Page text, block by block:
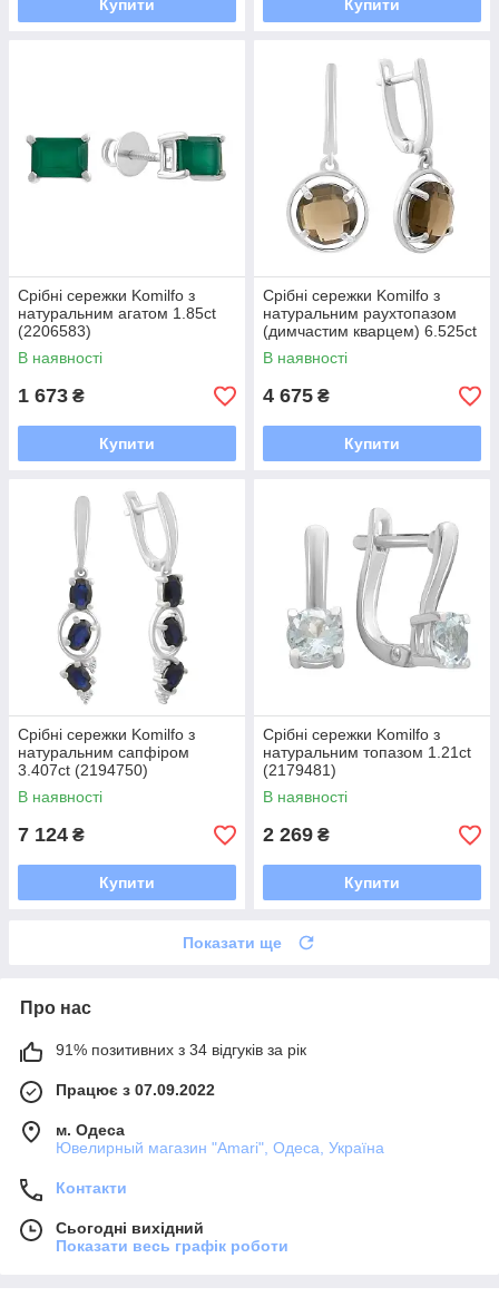
Купити Купити
Срібні сережки Komilfo з
натуральним агатом 1.85ct
(2206583)
В наявності
1 673 ₴
Купити
Срібні сережки Komilfo з
натуральним раухтопазом
(димчастим кварцем) 6.525ct
(2207283)
В наявності
4 675 ₴
Купити
Срібні сережки Komilfo з
натуральним сапфіром
3.407ct (2194750)
В наявності
7 124 ₴
Купити
Срібні сережки Komilfo з
натуральним топазом 1.21ct
(2179481)
В наявності
2 269 ₴
Купити
Показати ще
Про нас
91% позитивних з 34 відгуків за рік
Працює з 07.09.2022
м. Одеса
Ювелирный магазин "Amari", Одеса, Україна
Контакти
Сьогодні вихідний
Показати весь графік роботи